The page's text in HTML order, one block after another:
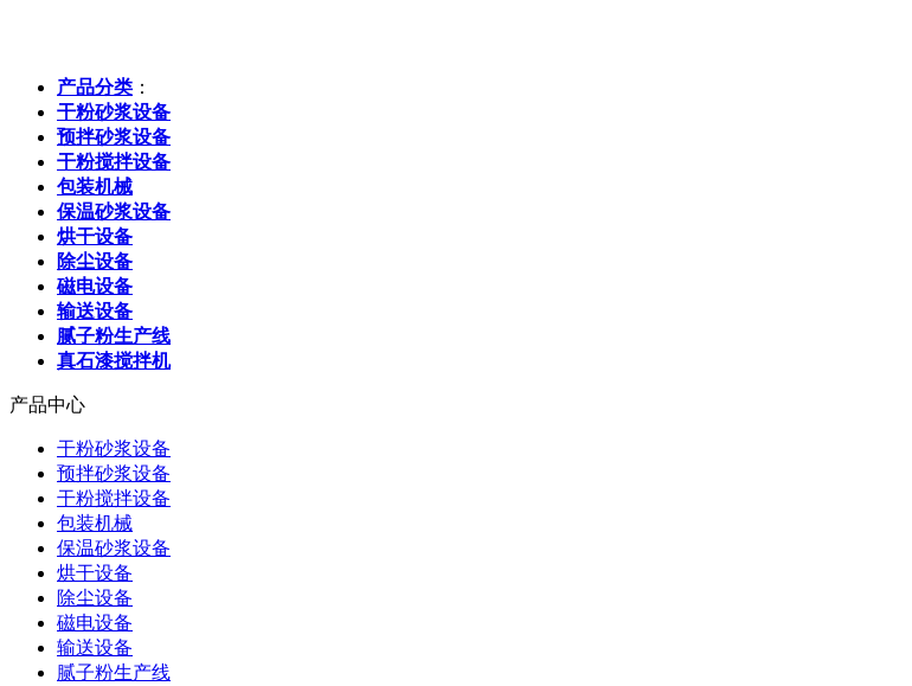
产品分类 ：
干粉砂浆设备
预拌砂浆设备
干粉搅拌设备
包装机械
保温砂浆设备
烘干设备
除尘设备
磁电设备
输送设备
腻子粉生产线
真石漆搅拌机
产品中心
干粉砂浆设备
预拌砂浆设备
干粉搅拌设备
包装机械
保温砂浆设备
烘干设备
除尘设备
磁电设备
输送设备
腻子粉生产线